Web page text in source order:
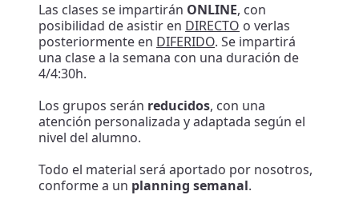
Las clases se impartirán ONLINE, con
posibilidad de asistir en DIRECTO o verlas
posteriormente en DIFERIDO. Se impartirá
una clase a la semana con una duración de
4/4:30h.
Los grupos serán reducidos, con una
atención personalizada y adaptada según el
nivel del alumno.
Todo el material será aportado por nosotros,
conforme a un planning semanal.